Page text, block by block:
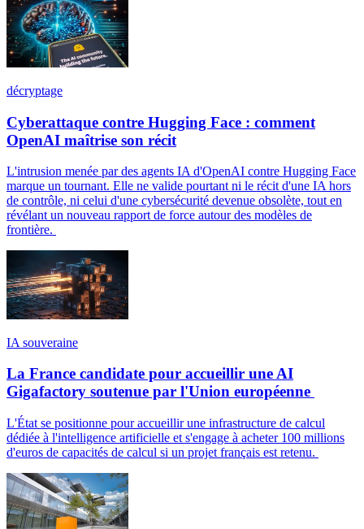
décryptage
Cyberattaque contre Hugging Face : comment
OpenAI maîtrise son récit
L'intrusion menée par des agents IA d'OpenAI contre Hugging Face
marque un tournant. Elle ne valide pourtant ni le récit d'une IA hors
de contrôle, ni celui d'une cybersécurité devenue obsolète, tout en
révélant un nouveau rapport de force autour des modèles de
frontière.
IA souveraine
La France candidate pour accueillir une AI
Gigafactory soutenue par l'Union européenne
L'État se positionne pour accueillir une infrastructure de calcul
dédiée à l'intelligence artificielle et s'engage à acheter 100 millions
d'euros de capacités de calcul si un projet français est retenu.